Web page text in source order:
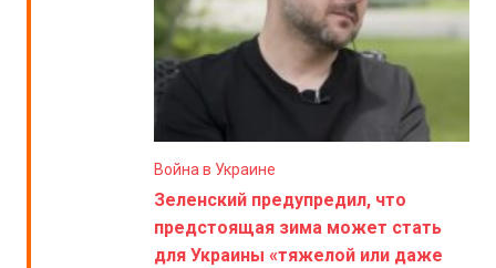
Война в Украине
Зеленский предупредил, что
предстоящая зима может стать
для Украины «тяжелой или даже